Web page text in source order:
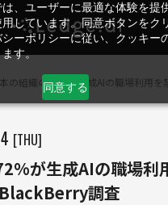
、ユーザーに最適な体験を提
しています。同意ボタンをク
ーポリシーに従い、クッキー
す。
同意する
の組織の72%が生成AIの職場利用を
[THU]
が生成AIの職場利
調査